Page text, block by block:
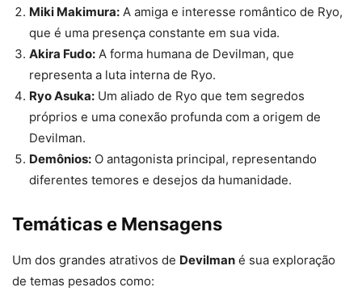
Miki Makimura: A amiga e interesse romântico de Ryo,
que é uma presença constante em sua vida.
Akira Fudo: A forma humana de Devilman, que
representa a luta interna de Ryo.
Ryo Asuka: Um aliado de Ryo que tem segredos
próprios e uma conexão profunda com a origem de
Devilman.
Demônios: O antagonista principal, representando
diferentes temores e desejos da humanidade.
Temáticas e Mensagens
Um dos grandes atrativos de Devilman é sua exploração
de temas pesados como: